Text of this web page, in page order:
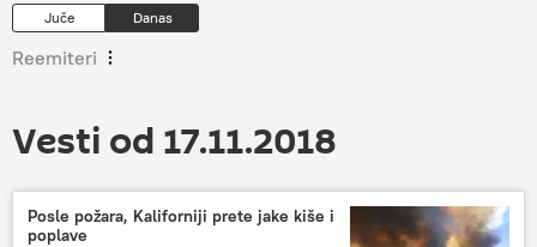
Juče Danas
Reemiteri
Vesti od 17.11.2018
Posle požara, Kaliforniji prete jake kiše i
poplave